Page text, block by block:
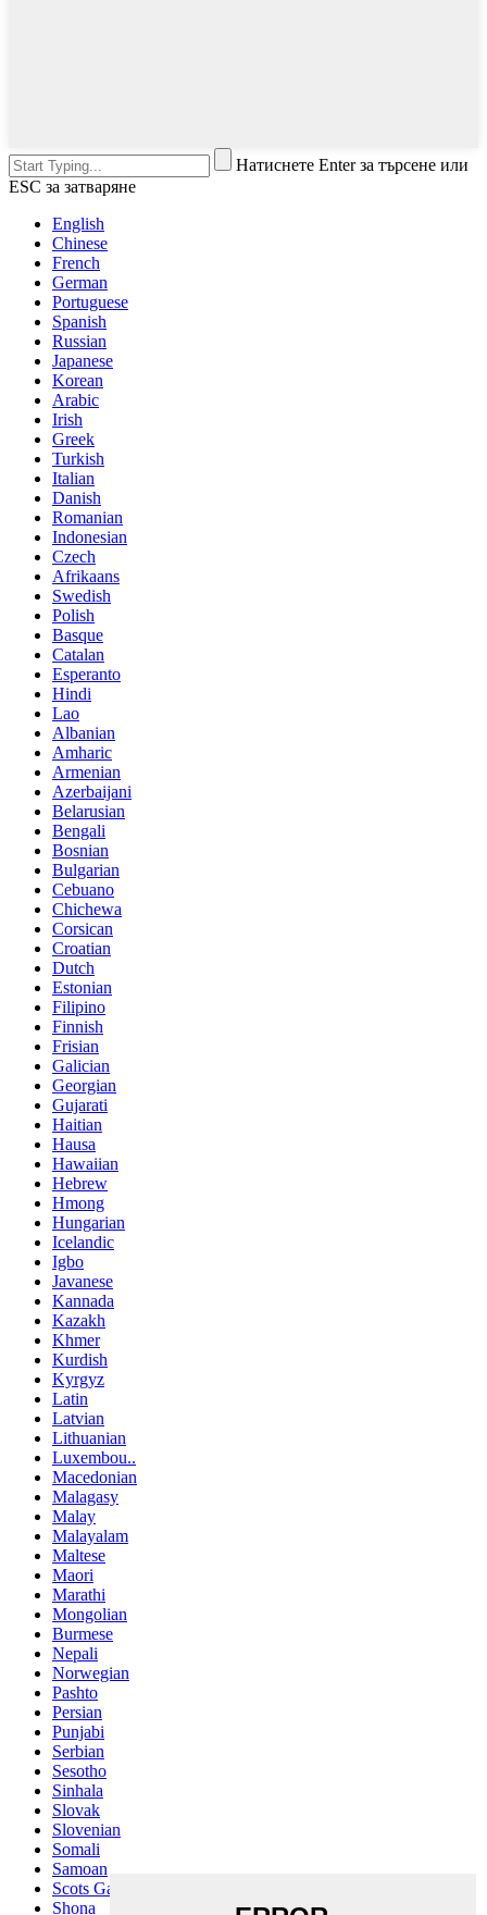
Натиснете Enter за търсене или
ESC за затваряне
English
Chinese
French
German
Portuguese
Spanish
Russian
Japanese
Korean
Arabic
Irish
Greek
Turkish
Italian
Danish
Romanian
Indonesian
Czech
Afrikaans
Swedish
Polish
Basque
Catalan
Esperanto
Hindi
Lao
Albanian
Amharic
Armenian
Azerbaijani
Belarusian
Bengali
Bosnian
Bulgarian
Cebuano
Chichewa
Corsican
Croatian
Dutch
Estonian
Filipino
Finnish
Frisian
Galician
Georgian
Gujarati
Haitian
Hausa
Hawaiian
Hebrew
Hmong
Hungarian
Icelandic
Igbo
Javanese
Kannada
Kazakh
Khmer
Kurdish
Kyrgyz
Latin
Latvian
Lithuanian
Luxembou..
Macedonian
Malagasy
Malay
Malayalam
Maltese
Maori
Marathi
Mongolian
Burmese
Nepali
Norwegian
Pashto
Persian
Punjabi
Serbian
Sesotho
Sinhala
Slovak
Slovenian
Somali
Samoan
Scots Gaelic
Shona